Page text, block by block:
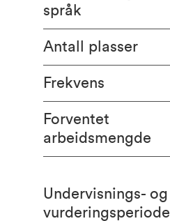
språk
Antall plasser
Frekvens
Forventet
arbeidsmengde
Undervisnings- og
vurderingsperiode